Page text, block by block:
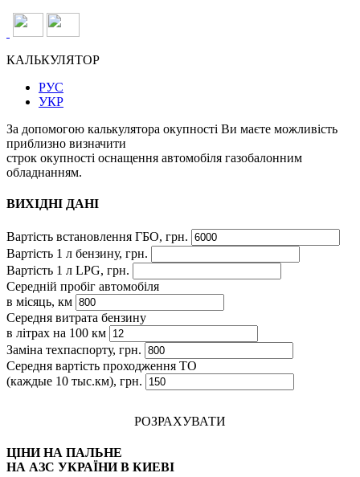
КАЛЬКУЛЯТОР
РУС
УКР
За допомогою калькулятора окупності Ви маєте можливість
приблизно визначити
строк окупності оснащення автомобіля газобалонним
обладнанням.
ВИХІДНІ ДАНІ
Вартість встановлення ГБО, грн.
Вартість 1 л бензину, грн.
Вартість 1 л LPG, грн.
Середній пробіг автомобіля
в місяць, км
Середня витрата бензину
в літрах на 100 км
Заміна техпаспорту, грн.
Середня вартість проходження ТО
(каждые 10 тыс.км), грн.
РОЗРАХУВАТИ
ЦІНИ НА ПАЛЬНЕ
НА АЗС УКРАЇНИ В КИЕВІ